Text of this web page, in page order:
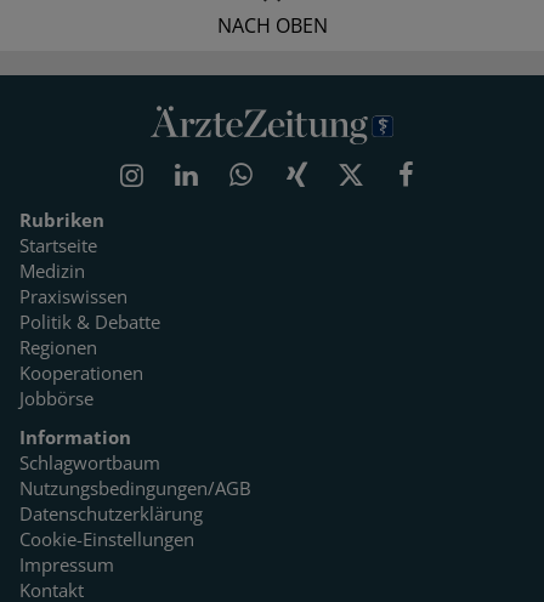
NACH OBEN
Rubriken
Startseite
Medizin
Praxiswissen
Politik & Debatte
Regionen
Kooperationen
Jobbörse
Information
Schlagwortbaum
Nutzungsbedingungen/AGB
Datenschutzerklärung
Cookie-Einstellungen
Impressum
Kontakt